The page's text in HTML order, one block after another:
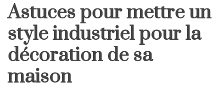
Astuces pour mettre un
style industriel pour la
décoration de sa
maison